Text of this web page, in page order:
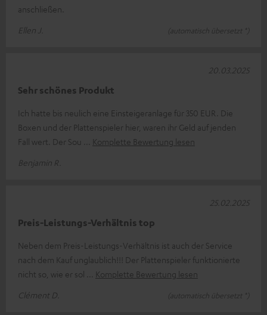
anschließen.
Ellen J.
(automatisch übersetzt *)
Sehr schönes Produkt
Ich hatte bis neulich eine Einsteigeranlage für 350 EUR. Die
Boxen und der Plattenspieler hier, waren ihr Geld auf jenden
Fall wert. Der Sou
Komplette Bewertung lesen
Benjamin R.
20.03.2025
Preis-Leistungs-Verhältnis top
Neben dem Preis-Leistungs-Verhältnis ist auch der Service
nach dem Kauf unglaublich!!! Der Plattenspieler funktionierte
nicht so, wie er sol
Komplette Bewertung lesen
Clément D.
(automatisch übersetzt *)
25.02.2025